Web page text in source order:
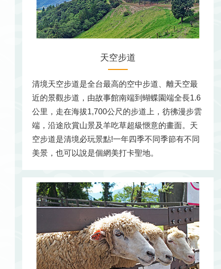
天空步道
清境天空步道是全台最高的空中步道、離天空最
近的景觀步道，由故事館南端到蝴蝶園端全長1.6
公里，走在海拔1,700公尺的步道上，彷彿漫步雲
端，沿途欣賞山景及羊吃草超級愜意的畫面。天
空步道是清境必玩景點!一年四季不同季節有不同
美景，也可以說是個網美打卡聖地。